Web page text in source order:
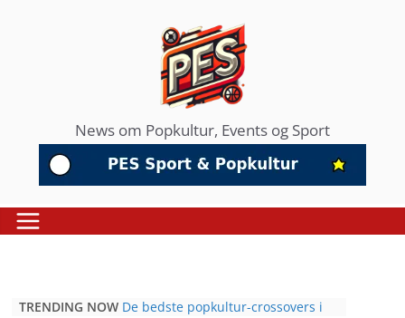
News om Popkultur, Events og Sport
TRENDING NOW De bedste popkultur-crossovers i